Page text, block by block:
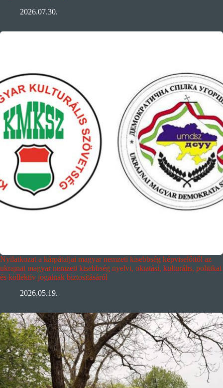
2026.07.30.
Nyilatkozat a kárpátaljai magyar nemzeti kisebbség képviselőitől az
ukrajnai magyar nemzeti kisebbség nyelvi, oktatási, kulturális, politikai
és kollektív jogainak biztosításáról
2026.05.19.